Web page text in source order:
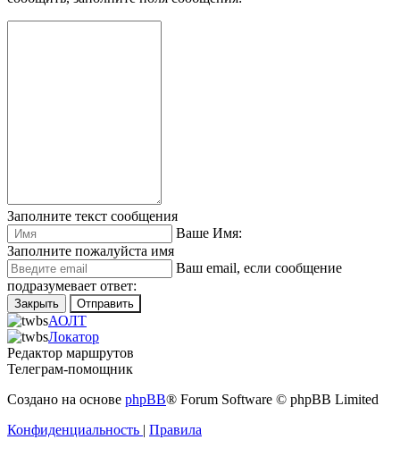
Заполните текст сообщения
Ваше Имя:
Заполните пожалуйста имя
Ваш еmail, если сообщение
подразумевает ответ:
Закрыть Отправить
АОЛТ
Локатор
Редактор маршрутов
Телеграм-помощник
Создано на основе phpBB® Forum Software © phpBB Limited
Конфиденциальность | Правила